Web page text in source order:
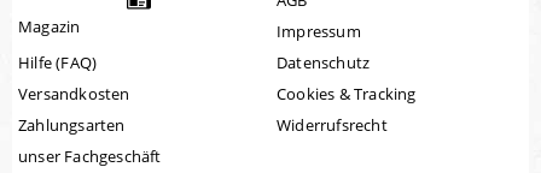
Magazin
Hilfe (FAQ)
Versandkosten
Zahlungsarten
unser Fachgeschäft
Impressum
Datenschutz
Cookies & Tracking
Widerrufsrecht